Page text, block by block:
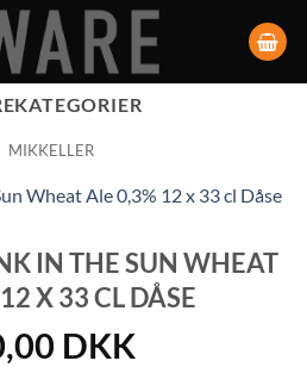
MIKKELLER
IN THE SUN WHEAT
X 33 CL DÅSE
DKK